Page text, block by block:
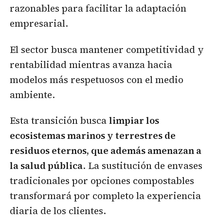
razonables para facilitar la adaptación
empresarial.
El sector busca mantener competitividad y
rentabilidad mientras avanza hacia
modelos más respetuosos con el medio
ambiente.
Esta transición buscalimpiar los
ecosistemas marinos y terrestres de
residuos eternos, que además amenazan a
la salud pública. La sustitución de envases
tradicionales por opciones compostables
transformará por completo la experiencia
diaria de los clientes.